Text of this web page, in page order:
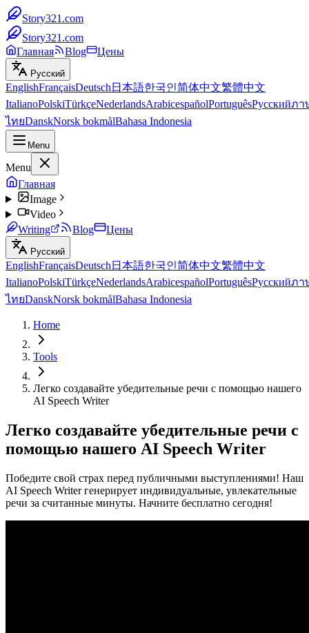
Story321.com
Story321.com
Главная
Blog Цены
Русский
EnglishFrançaisDeutsch 日本語한국인简体中文繁體中文
ItalianoPolskiTürkçeNederlandsArabicespañolPortuguêsРусскийภา
ไทยDanskNorsk bokmålBahasa Indonesia
Menu
Menu
Главная
Image
Video
Writing
Blog Цены
Русский
EnglishFrançaisDeutsch 日本語한국인简体中文繁體中文
ItalianoPolskiTürkçeNederlandsArabicespañolPortuguêsРусскийภา
ไทยDanskNorsk bokmålBahasa Indonesia
Home
Tools
Легко создавайте убедительные речи с помощью нашего
AI Speech Writer​
Легко создавайте убедительные речи с
помощью нашего AI Speech Writer​
Победите свой страх перед публичными выступлениями! Наш
AI Speech Writer генерирует индивидуальные, увлекательные
речи за считанные минуты. Начните бесплатно сегодня!